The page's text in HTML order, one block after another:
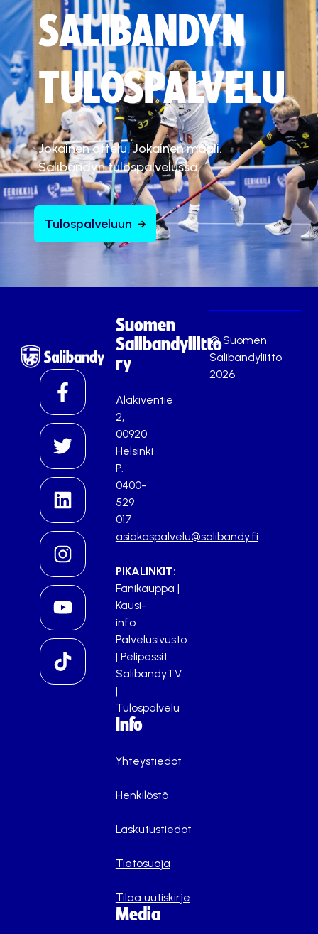
SALIBANDYN
TULOSPALVELU
Jokainen ottelu. Jokainen maali.
Salibandyn tulospalvelussa.
Tulospalveluun
Suomen
Salibandyliitto
ry
Alakiventie
2,
00920
Helsinki
P.
0400-
529
017
asiakaspalvelu@salibandy.fi
PIKALINKIT:
Fanikauppa |
Kausi-
info
Palvelusivusto
| Pelipassit
SalibandyTV
|
Tulospalvelu
Info
Yhteystiedot
Henkilöstö
Laskutustiedot
Tietosuoja
Tilaa uutiskirje
Media
© Suomen
Salibandyliitto
2026